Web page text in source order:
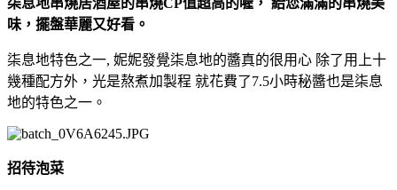
味，擺盤華麗又好看。
柒息地特色之一, 妮妮發覺柒息地的醬真的很用心 除了用上十
幾種配方外，光是熬煮加製程 就花費了7.5小時秘醬也是柒息
地的特色之一。
招待泡菜